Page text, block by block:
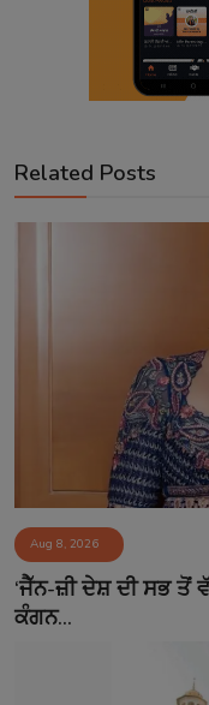
Related Posts
Aug 8, 2026
‘ਜੈੱਨ-ਜ਼ੀ ਦੇਸ਼ ਦੀ ਸਭ ਤੋਂ
ਕੰਗਨ...